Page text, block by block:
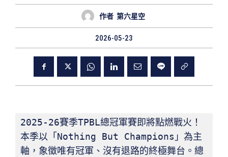
作者 第六星空
2026-05-23
2025-26賽季TPBL總冠軍賽即將點燃戰火！
本季以「Nothing But Champions」為主
軸，象徵唯有冠軍、沒有退路的終極舞台。總